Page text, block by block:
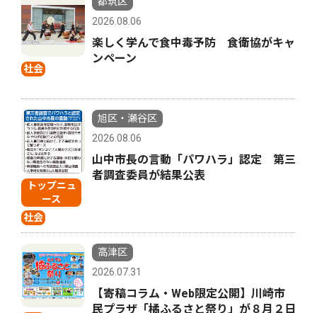
社会
2026.08.06
楽しく学んで食中毒予防 食衛協がキャ
ンペーン
トップニュ
ース
社会
旭区・瀬谷区
2026.08.06
山中市長の言動「パワハラ」認定 第三
者調査委員が結果公表
高津区
2026.07.31
【寄稿コラム・Web限定公開】川崎市
民プラザ「橘ふるさと祭り」が８月２日